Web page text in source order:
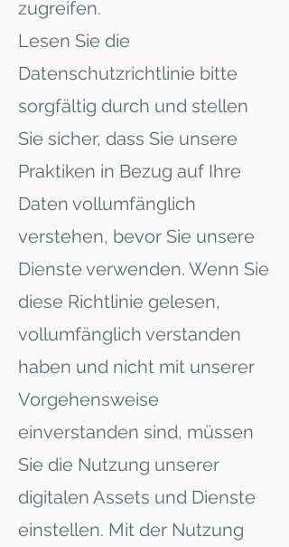
zugreifen.
Lesen Sie die
Datenschutzrichtlinie bitte
sorgfältig durch und stellen
Sie sicher, dass Sie unsere
Praktiken in Bezug auf Ihre
Daten vollumfänglich
verstehen, bevor Sie unsere
Dienste verwenden. Wenn Sie
diese Richtlinie gelesen,
vollumfänglich verstanden
haben und nicht mit unserer
Vorgehensweise
einverstanden sind, müssen
Sie die Nutzung unserer
digitalen Assets und Dienste
einstellen. Mit der Nutzung